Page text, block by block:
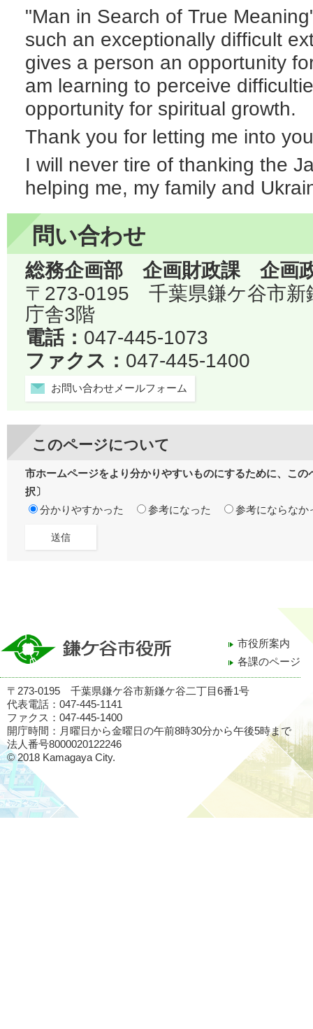
"Man in Search of True
such an exceptionally difficult
gives a person an opportunity
am learning to perceive
opportunity for spiritual growth.
Thank you for letting me into
I will never tire of thanking the
helping me, my family and
問い合わせ
総務企画部 企画財政課 企画
〒273-0195 千葉県鎌ケ谷市
庁舎3階
電話： 047-445-1073
ファクス： 047-445-1400
お問い合わせメールフォーム
このページについて
市ホームページをより分かりやすいものにするために、こ
択〕
分かりやすかった
参考になった 参考にならなか
市役所案内
各課のページ
〒273-0195 千葉県鎌ケ谷市新鎌ケ谷二丁目6番1号
代表電話：047-445-1141
ファクス：047-445-1400
開庁時間：月曜日から金曜日の午前8時30分から午後5時まで
法人番号8000020122246
© 2018 Kamagaya City.